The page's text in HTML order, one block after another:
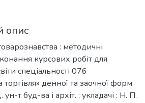
опис
: методичні
курсових робіт для
спеціальності 076
денної та заочної форм
т буд-ва і архіт. ; укладачі : Н. П.